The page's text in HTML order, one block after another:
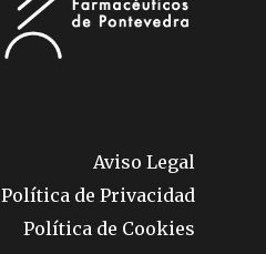
Aviso Legal
Política de Privacidad
Política de Cookies